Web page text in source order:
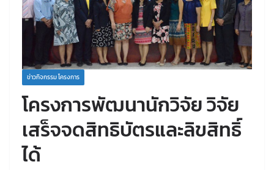
ข่าวกิจกรรม โครงการ
โครงการพัฒนานักวิจัย วิจัย
เสร็จจดสิทธิบัตรและลิขสิทธิ์
ได้